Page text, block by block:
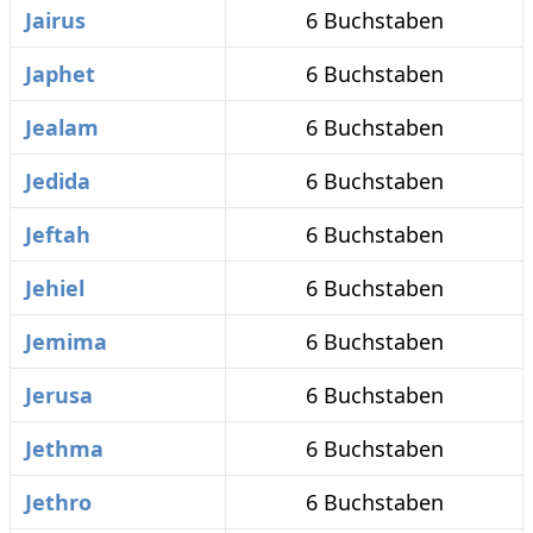
Jairus
6 Buchstaben
Japhet
6 Buchstaben
Jealam
6 Buchstaben
Jedida
6 Buchstaben
Jeftah
6 Buchstaben
Jehiel
6 Buchstaben
Jemima
6 Buchstaben
Jerusa
6 Buchstaben
Jethma
6 Buchstaben
Jethro
6 Buchstaben